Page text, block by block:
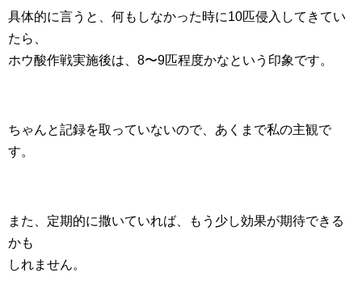
具体的に言うと、何もしなかった時に10匹侵入してきてい
たら、
ホウ酸作戦実施後は、8〜9匹程度かなという印象です。
ちゃんと記録を取っていないので、あくまで私の主観で
す。
また、定期的に撒いていれば、もう少し効果が期待できる
かも
しれません。